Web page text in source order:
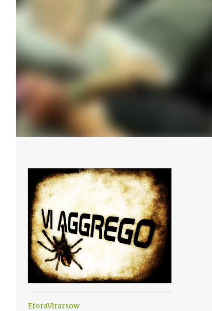
EforaVirarsow